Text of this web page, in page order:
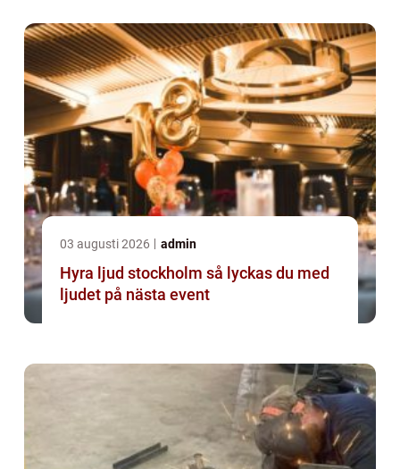
03 augusti 2026 admin
Hyra ljud stockholm så lyckas du med
ljudet på nästa event